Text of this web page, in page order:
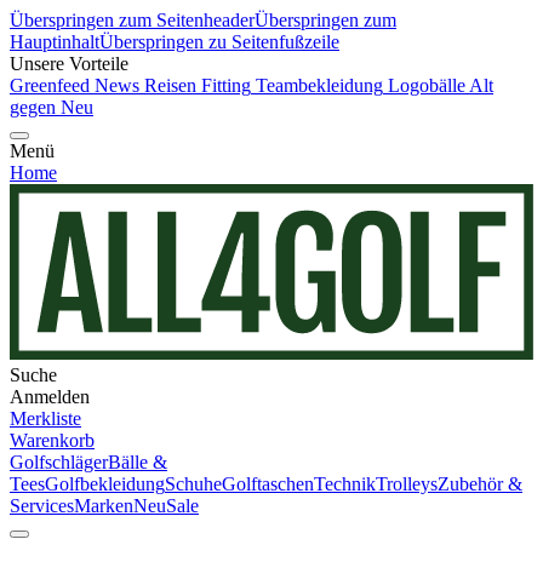
Überspringen zum SeitenheaderÜberspringen zum
HauptinhaltÜberspringen zu Seitenfußzeile
Unsere Vorteile
Greenfeed News Reisen Fitting Teambekleidung Logobälle Alt
gegen Neu
Menü
Home
Suche
Anmelden
Merkliste
Warenkorb
GolfschlägerBälle &
TeesGolfbekleidungSchuheGolftaschenTechnikTrolleysZubehör &
ServicesMarkenNeuSale